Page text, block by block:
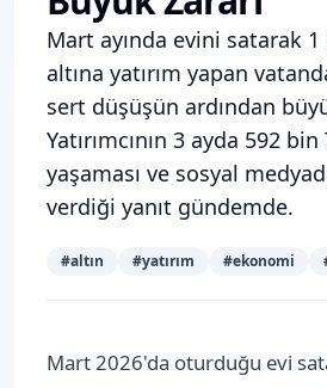
Mart ayında evini satarak
altına yatırım yapan
sert düşüşün ardından
Yatırımcının 3 ayda 592
yaşaması ve sosyal
verdiği yanıt gündemde.
#altın #yatırım #ekonomi
Mart 2026'da oturduğu evi